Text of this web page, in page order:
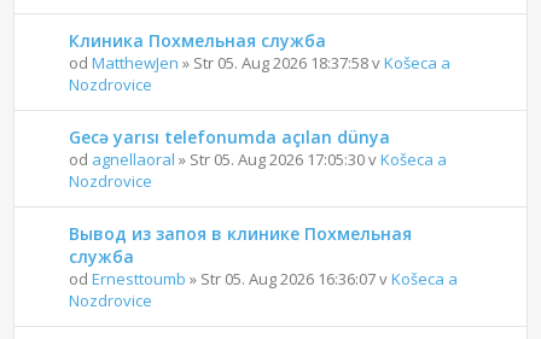
Клиника Похмельная служба
odMatthewJen » Str 05. Aug 2026 18:37:58 vKošeca a
Nozdrovice
Gecə yarısı telefonumda açılan dünya
od agnellaoral » Str 05. Aug 2026 17:05:30 vKošeca a
Nozdrovice
Вывод из запоя в клинике Похмельная
служба
odErnesttoumb » Str 05. Aug 2026 16:36:07 vKošeca a
Nozdrovice